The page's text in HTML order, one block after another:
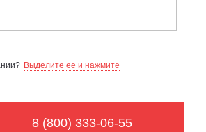
Выделите ее и нажмите
8 (800) 333-06-55